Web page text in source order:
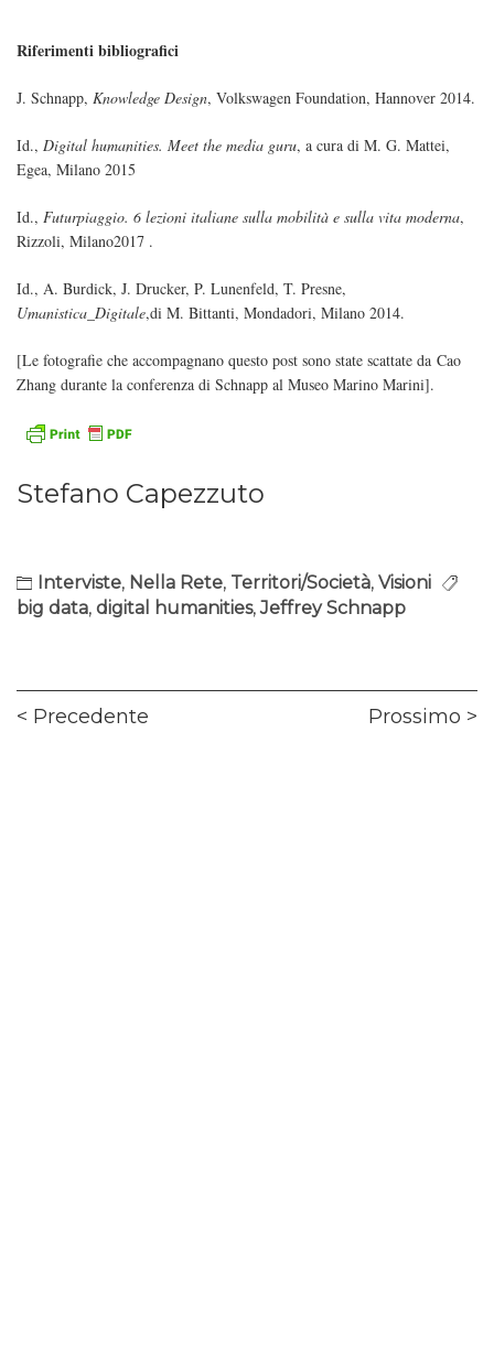
Riferimenti bibliografici
J. Schnapp, Knowledge Design, Volkswagen Foundation, Hannover 2014.
Id., Digital humanities. Meet the media guru, a cura di M. G. Mattei,
Egea, Milano 2015
Id., Futurpiaggio. 6 lezioni italiane sulla mobilità e sulla vita moderna,
Rizzoli, Milano2017 .
Id., A. Burdick, J. Drucker, P. Lunenfeld, T. Presne,
Umanistica_Digitale,di M. Bittanti, Mondadori, Milano 2014.
[Le fotografie che accompagnano questo post sono state scattate da Cao
Zhang durante la conferenza di Schnapp al Museo Marino Marini].
Stefano Capezzuto
Interviste, Nella Rete, Territori/Società, Visioni
big data, digital humanities, Jeffrey Schnapp
Navigazione
Precedente Prossimo